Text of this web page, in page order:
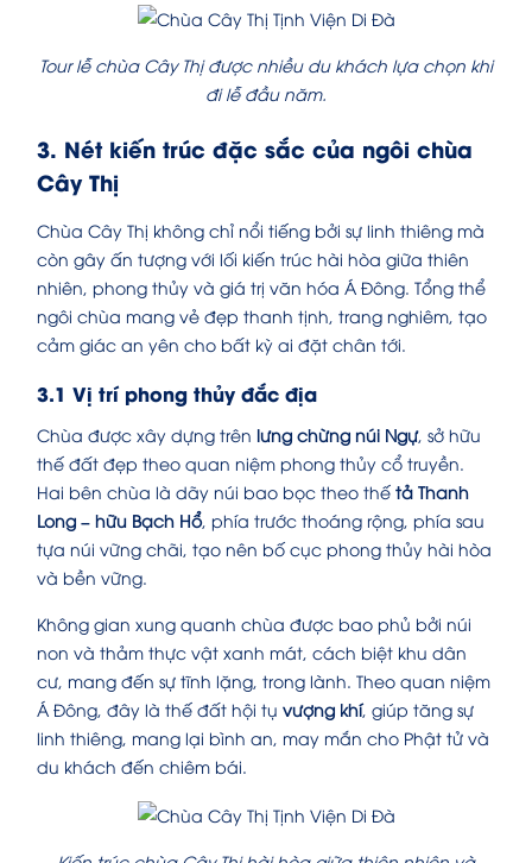
Tour lễ chùa Cây Thị được nhiều du khách lựa chọn khi
đi lễ đầu năm.
3. Nét kiến trúc đặc sắc của ngôi chùa
Cây Thị
Chùa Cây Thị không chỉ nổi tiếng bởi sự linh thiêng mà
còn gây ấn tượng với lối kiến trúc hài hòa giữa thiên
nhiên, phong thủy và giá trị văn hóa Á Đông. Tổng thể
ngôi chùa mang vẻ đẹp thanh tịnh, trang nghiêm, tạo
cảm giác an yên cho bất kỳ ai đặt chân tới.
3.1 Vị trí phong thủy đắc địa
Chùa được xây dựng trên lưng chừng núi Ngự, sở hữu
thế đất đẹp theo quan niệm phong thủy cổ truyền.
Hai bên chùa là dãy núi bao bọc theo thế tả Thanh
Long – hữu Bạch Hổ, phía trước thoáng rộng, phía sau
tựa núi vững chãi, tạo nên bố cục phong thủy hài hòa
và bền vững.
Không gian xung quanh chùa được bao phủ bởi núi
non và thảm thực vật xanh mát, cách biệt khu dân
cư, mang đến sự tĩnh lặng, trong lành. Theo quan niệm
Á Đông, đây là thế đất hội tụ vượng khí, giúp tăng sự
linh thiêng, mang lại bình an, may mắn cho Phật tử và
du khách đến chiêm bái.